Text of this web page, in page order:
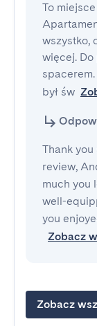
To
wszystko,
więcej. Do
był św
Thank
review,
much you
well-
you
Zobacz
Zobacz